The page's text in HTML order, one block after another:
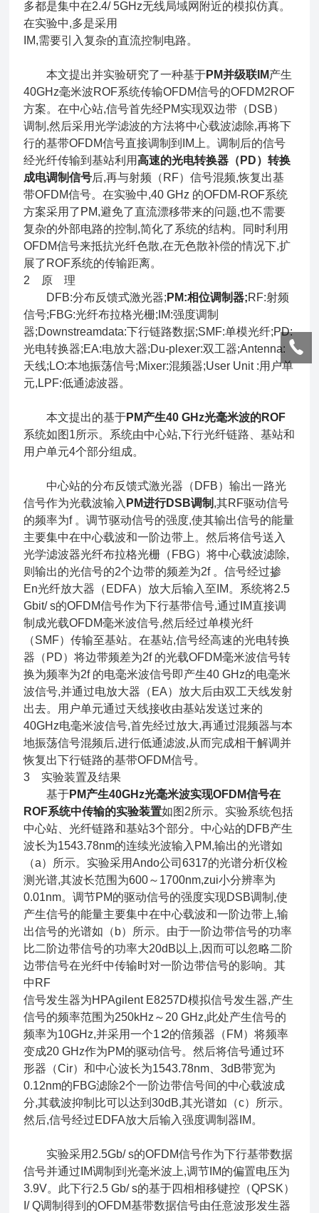
多都是集中在2.4/ 5GHz无线局域网附近的模拟仿真。
在实验中,多是采用
IM,需要引入复杂的直流控制电路。
本文提出并实验研究了一种基于PM并级联IM产生
40GHz毫米波ROF系统传输OFDM信号的OFDM2ROF
方案。在中心站,信号首先经PM实现双边带（DSB）
调制,然后采用光学滤波的方法将中心载波滤除,再将下
行的基带OFDM信号直接调制到IM上。调制后的信号
经光纤传输到基站利用高速的光电转换器（PD）转换
成电调制信号后,再与射频（RF）信号混频,恢复出基
带OFDM信号。在实验中,40 GHz 的OFDM-ROF系统
方案采用了 PM,避免了直流漂移带来的问题,也不需要
复杂的外部电路的控制,简化了系统的结构。同时利用
OFDM信号来抵抗光纤色散,在无色散补偿的情况下,扩
展了ROF系统的传输距离。
2 原 理
DFB:分布反馈式激光器; PM:相位调制器;RF:射频
信号;FBG:光纤布拉格光栅;IM:强度调制
器;Downstreamdata:下行链路数据;SMF:单模光纤;PD:
光电转换器;EA:电放大器;Du-plexer:双工器;Antenna:
天线;LO:本地振荡信号;Mixer:混频器;User Unit :用户单
元,LPF:低通滤波器。
本文提出的基于PM产生40 GHz光毫米波的ROF
系统如图1所示。系统由中心站,下行光纤链路、基站和
用户单元4个部分组成。
中心站的分布反馈式激光器（DFB）输出一路光
信号作为光载波输入 PM进行DSB调制 ,其RF驱动信号
的频率为f 。调节驱动信号的强度,使其输出信号的能量
主要集中在中心载波和一阶边带上。然后将信号送入
光学滤波器光纤布拉格光栅（FBG）将中心载波滤除,
则输出的光信号的2个边带的频差为2f。信号经过掺
En光纤放大器（EDFA）放大后输入至IM。系统将2.5
Gbit/ s的OFDM信号作为下行基带信号,通过IM直接调
制成光载OFDM毫米波信号,然后经过单模光纤
（SMF）传输至基站。在基站,信号经高速的光电转换
器（PD）将边带频差为2f的光载OFDM毫米波信号转
换为频率为2f的电毫米波信号即产生40 GHz的电毫米
波信号,并通过电放大器（EA）放大后由双工天线发射
出去。用户单元通过天线接收由基站发送过来的
40GHz电毫米波信号,首先经过放大,再通过混频器与本
地振荡信号混频后,进行低通滤波,从而完成相干解调并
恢复出下行链路的基带OFDM信号。
3 实验装置及结果
基于PM产生40GHz光毫米波实现OFDM信号在
ROF系统中传输的实验装置如图2所示。实验系统包括
中心站、光纤链路和基站3个部分。中心站的DFB产生
波长为1543.78nm的连续光波输入PM,输出的光谱如
（a）所示。实验采用Ando公司6317的光谱分析仪检
测光谱,其波长范围为600～1700nm,zui小分辨率为
0.01nm。调节PM的驱动信号的强度实现DSB调制,使
产生信号的能量主要集中在中心载波和一阶边带上,输
出信号的光谱如（b）所示。由于一阶边带信号的功率
比二阶边带信号的功率大20dB以上,因而可以忽略二阶
边带信号在光纤中传输时对一阶边带信号的影响。其
中RF
信号发生器为HPAgilent E8257D模拟信号发生器,产生
信号的频率范围为250kHz～20 GHz,此处产生信号的
频率为10GHz,并采用一个1∶2的倍频器（FM）将频率
变成20 GHz作为PM的驱动信号。然后将信号通过环
形器（Cir）和中心波长为1543.78nm、3dB带宽为
0.12nm的FBG滤除2个一阶边带信号间的中心载波成
分,其载波抑制比可以达到30dB,其光谱如（c）所示。
然后,信号经过EDFA放大后输入强度调制器IM。
实验采用2.5Gb/ s的OFDM信号作为下行基带数据
信号并通过IM调制到光毫米波上,调节IM的偏置电压为
3.9V。此下行2.5 Gb/ s的基于四相相移键控（QPSK）
I/ Q调制得到的OFDM基带数据信号由任意波形发生器